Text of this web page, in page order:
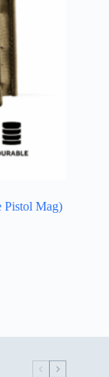
Pistol Mag)